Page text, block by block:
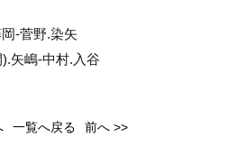
-菅野.染矢
).矢嶋-中村.入谷
一覧へ戻る 前へ >>